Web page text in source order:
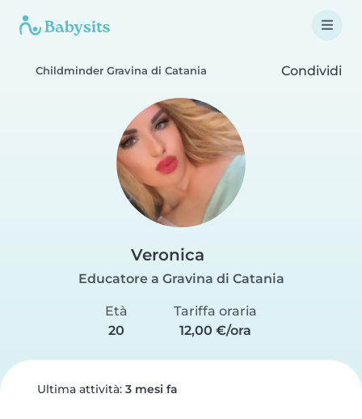
Childminder Gravina di Catania Condividi
Veronica
Educatore a Gravina di Catania
Età
20
Tariffa oraria
12,00 €/ora
Ultima attività: 3 mesi fa